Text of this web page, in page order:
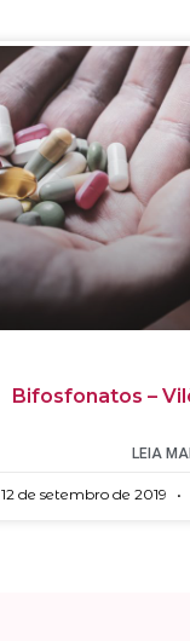
Bifosfonatos –
LEIA
12 de setembro de 2019